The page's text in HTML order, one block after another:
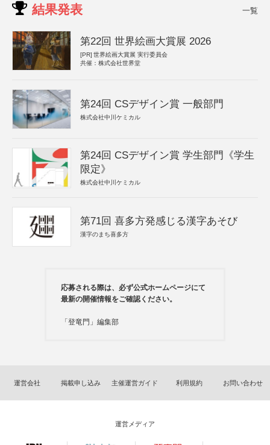
結果発表 一覧
第22回 世界絵画大賞展 2026
[PR] 世界絵画大賞展 実行委員会
共催：株式会社世界堂
第24回 CSデザイン賞 一般部門
株式会社中川ケミカル
第24回 CSデザイン賞 学生部門《学生
限定》
株式会社中川ケミカル
第71回 喜多方発感じる漢字あそび
漢字のまち喜多方
応募される際は、必ず公式ホームページにて
最新の開催情報をご確認ください。
「登竜門」編集部
運営会社 掲載申し込み 主催運営ガイド 利用規約 お問い合わせ
運営メディア